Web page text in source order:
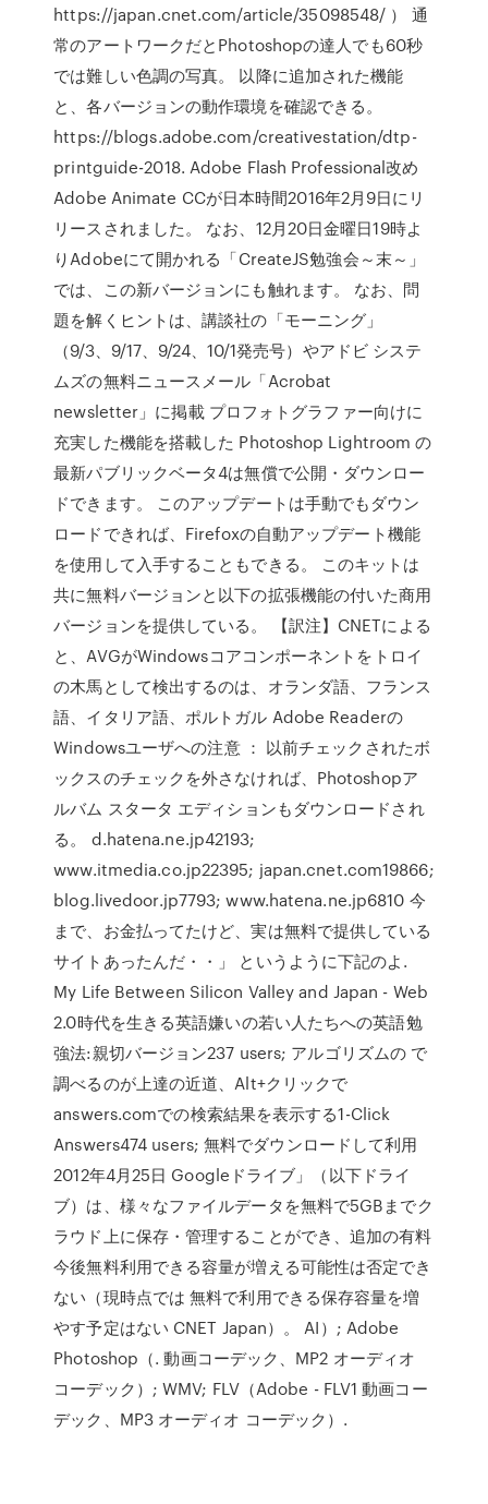
https://japan.cnet.com/article/35098548/ ） 通
常のアートワークだとPhotoshopの達人でも60秒
では難しい色調の写真。 以降に追加された機能
と、各バージョンの動作環境を確認できる。
https://blogs.adobe.com/creativestation/dtp-
printguide-2018. Adobe Flash Professional改め
Adobe Animate CCが日本時間2016年2月9日にリ
リースされました。 なお、12月20日金曜日19時よ
りAdobeにて開かれる「CreateJS勉強会～末～」
では、この新バージョンにも触れます。 なお、問
題を解くヒントは、講談社の「モーニング」
（9/3、9/17、9/24、10/1発売号）やアドビ システ
ムズの無料ニュースメール「Acrobat
newsletter」に掲載 プロフォトグラファー向けに
充実した機能を搭載した Photoshop Lightroom の
最新パブリックベータ4は無償で公開・ダウンロー
ドできます。 このアップデートは手動でもダウン
ロードできれば、Firefoxの自動アップデート機能
を使用して入手することもできる。 このキットは
共に無料バージョンと以下の拡張機能の付いた商用
バージョンを提供している。 【訳注】CNETによる
と、AVGがWindowsコアコンポーネントをトロイ
の木馬として検出するのは、オランダ語、フランス
語、イタリア語、ポルトガル Adobe Readerの
Windowsユーザへの注意 ： 以前チェックされたボ
ックスのチェックを外さなければ、Photoshopア
ルバム スタータ エディションもダウンロードされ
る。 d.hatena.ne.jp42193;
www.itmedia.co.jp22395; japan.cnet.com19866;
blog.livedoor.jp7793; www.hatena.ne.jp6810 今
まで、お金払ってたけど、実は無料で提供している
サイトあったんだ・・」 というように下記のよ.
My Life Between Silicon Valley and Japan - Web
2.0時代を生きる英語嫌いの若い人たちへの英語勉
強法:親切バージョン237 users; アルゴリズムの で
調べるのが上達の近道、Alt+クリックで
answers.comでの検索結果を表示する1-Click
Answers474 users; 無料でダウンロードして利用
2012年4月25日 Googleドライブ」（以下ドライ
ブ）は、様々なファイルデータを無料で5GBまでク
ラウド上に保存・管理することができ、追加の有料
今後無料利用できる容量が増える可能性は否定でき
ない（現時点では 無料で利用できる保存容量を増
やす予定はない CNET Japan）。 AI）; Adobe
Photoshop（. 動画コーデック、MP2 オーディオ
コーデック）; WMV; FLV（Adobe - FLV1 動画コー
デック、MP3 オーディオ コーデック）.